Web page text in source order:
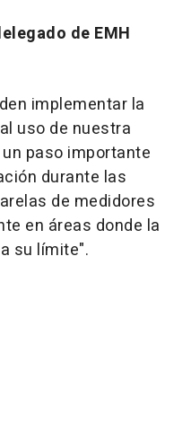
de EMH
implementar la
uso de nuestra
paso importante
durante las
de medidores
en áreas donde la
su límite".